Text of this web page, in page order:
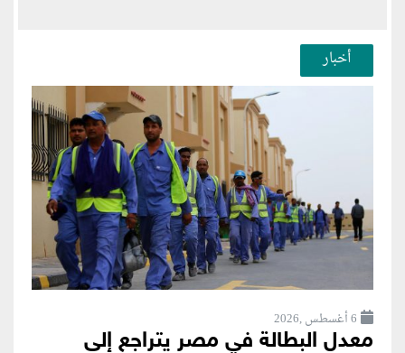
أخبار
6 أغسطس ,2026
معدل البطالة في مصر يتراجع إلى